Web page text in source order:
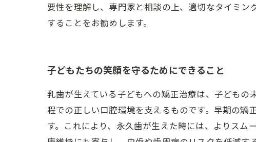
要性を理解し、専門家と相談の上、適切なタイミ
することをお勧めします。
子どもたちの笑顔を守るためにできること
乳歯が生えている子どもへの矯正治療は、子ども
程での正しい口腔環境を支えるものです。早期の
す。これにより、永久歯が生えた時には、よりスム